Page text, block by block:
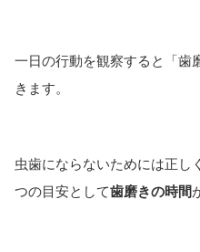
一日の行動を観察すると「歯
きます。
虫歯にならないためには正し
つの目安として歯磨きの時間